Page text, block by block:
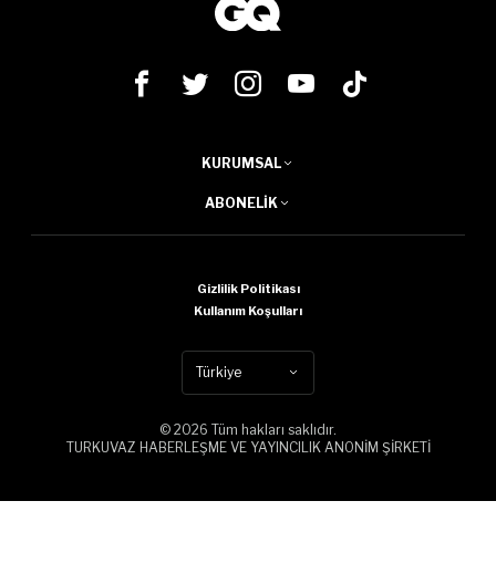
KURUMSAL
ABONELIK
Gizlilik Politikası
Kullanım Koşulları
Türkiye
© 2026 Tüm hakları saklıdır.
TURKUVAZ HABERLEŞME VE YAYINCILIK ANONİM ŞİRKETİ